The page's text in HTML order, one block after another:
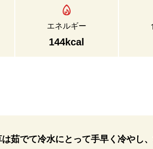
エネルギー
144kcal
は茹でて冷水にとって手早く冷やし